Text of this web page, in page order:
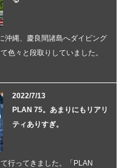
沖縄、慶良間諸島へダイビング
色々と段取りしていました。
2022/7/13
PLAN 75。あまりにもリアリ
ティありすぎ。
行ってきました。「PLAN